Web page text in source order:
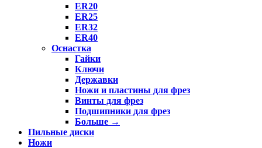
ER20
ER25
ER32
ER40
Оснастка
Гайки
Ключи
Державки
Ножи и пластины для фрез
Винты для фрез
Подшипники для фрез
Больше →
Пильные диски
Ножи